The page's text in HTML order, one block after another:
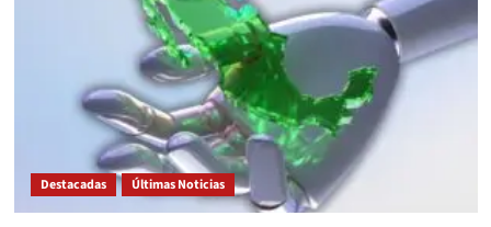
Destacadas Últimas Noticias